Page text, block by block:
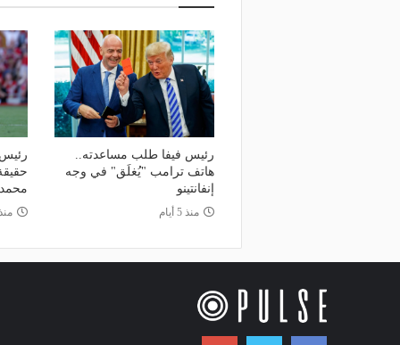
رئيس فيفا طلب مساعدته..
هاتف ترامب "يُغلَق" في وجه
إنفانتينو
منذ 5 أيام